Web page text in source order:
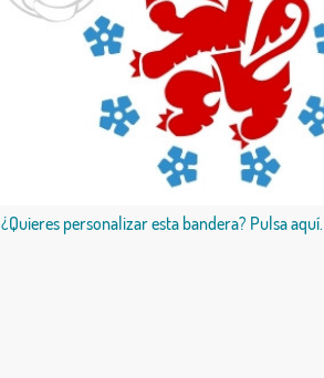
¿Quieres personalizar esta bandera? Pulsa aquí.